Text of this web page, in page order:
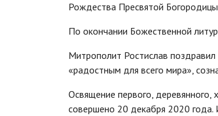
Рождества Пресвятой
По окончании Божественной
Митрополит Ростислав
«радостным для всего мира»,
Освящение первого,
совершено 20 декабря 2020 года.